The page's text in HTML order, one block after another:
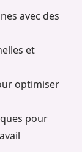
avec des
et
optimiser
pour